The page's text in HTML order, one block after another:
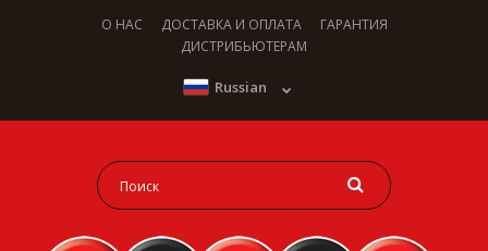
О НАС ДОСТАВКА И ОПЛАТА
ГАРАНТИЯ
ДИСТРИБЬЮТЕРАМ
Russian